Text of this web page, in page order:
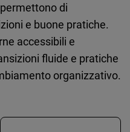
di
e buone pratiche.
accessibili e
fluide e pratiche
organizzativo.